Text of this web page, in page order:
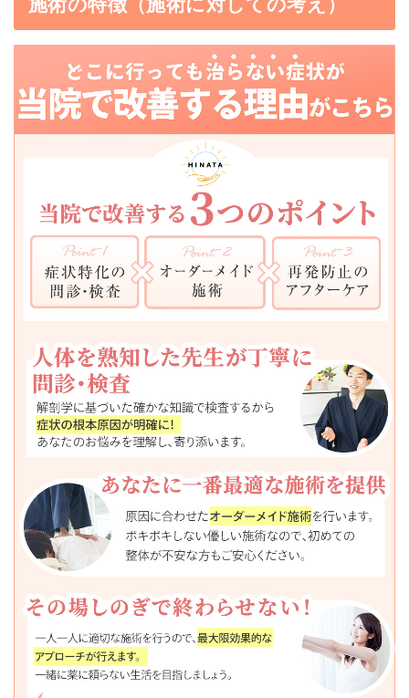
施術の特徴（施術に対しての考え）